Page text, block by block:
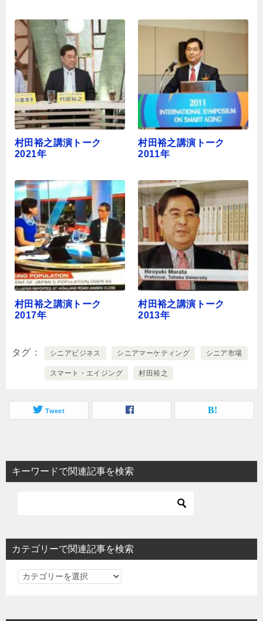
村田裕之講演トーク
2021年
村田裕之講演トーク
2011年
村田裕之講演トーク
2017年
村田裕之講演トーク
2013年
タグ シニアビジネス シニアマーケティング シニア市場
スマート・エイジング 村田裕之
Tweet
キーワードで関連記事を検索
カテゴリーで関連記事を検索
カ